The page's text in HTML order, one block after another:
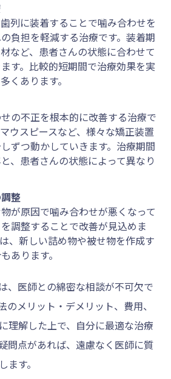
列に装着することで噛み合わせを
負担を軽減する治療です。装着期
など、患者さんの状態に合わせて
す。比較的短期間で治療効果を実
くあります。
の不正を根本的に改善する治療で
ウスピースなど、様々な矯正装置
ずつ動かしていきます。治療期間
、患者さんの状態によって異なり
整
が原因で噛み合わせが悪くなって
調整することで改善が見込めま
、新しい詰め物や被せ物を作成す
あります。
、医師との綿密な相談が不可欠で
のメリット・デメリット、費用、
理解した上で、自分に最適な治療
問点があれば、遠慮なく医師に質
ます。